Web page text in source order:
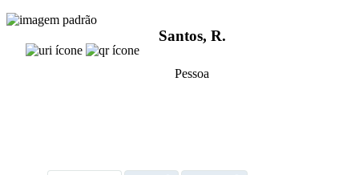
Santos, R.
Pessoa